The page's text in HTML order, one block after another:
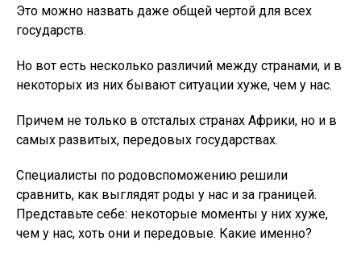
Это можно назвать даже общей чертой для всех
государств.
Но вот есть несколько различий между странами, и в
некоторых из них бывают ситуации хуже, чем у нас.
Причем не только в отсталых странах Африки, но и в
самых развитых, передовых государствах.
Специалисты по родовспоможению решили
сравнить, как выглядят роды у нас и за границей.
Представьте себе: некоторые моменты у них хуже,
чем у нас, хоть они и передовые. Какие именно?